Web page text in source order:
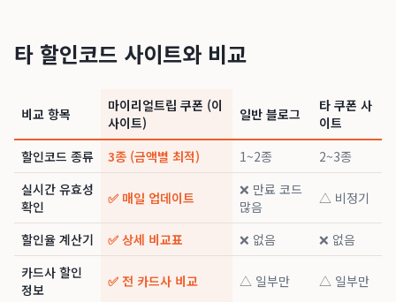
타 할인코드 사이트와 비교
비교 항목
마이리얼트립 쿠폰 (이
사이트)
일반 블로그
타 쿠폰 사
이트
할인코드 종류
3종 (금액별 최적) 1~2종
2~3종
실시간 유효성
확인
✅ 매일 업데이트
❌ 만료 코드
많음
△ 비정기
할인율 계산기 ✅ 상세 비교표 ❌ 없음
❌ 없음
카드사 할인
정보
✅ 전 카드사 비교 △ 일부만 △ 일부만